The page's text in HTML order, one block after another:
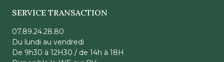
SERVICE TRANSACTION
07.89.24.28.80
Du lundi au vendredi
De 9h30 à 12H30 / de 14h à 18H